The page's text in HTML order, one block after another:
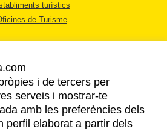
turístics
de Turisme
AVÍS LEGAL
DE PRIVACITAT
i de tercers per
serveis i mostrar-te
amb les preferències dels
perfil elaborat a partir dels